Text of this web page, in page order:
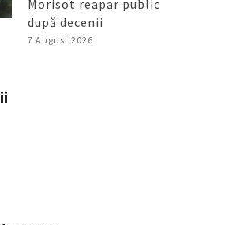
Morisot reapar public
după decenii
7 August 2026